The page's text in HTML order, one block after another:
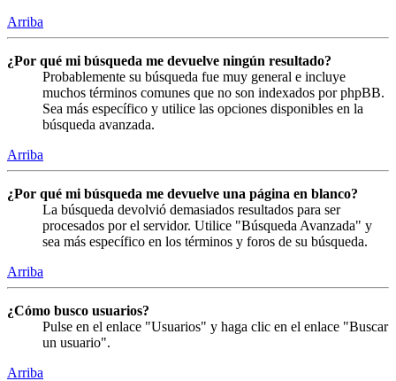
Arriba
¿Por qué mi búsqueda me devuelve ningún resultado?
Probablemente su búsqueda fue muy general e incluye
muchos términos comunes que no son indexados por phpBB.
Sea más específico y utilice las opciones disponibles en la
búsqueda avanzada.
Arriba
¿Por qué mi búsqueda me devuelve una página en blanco?
La búsqueda devolvió demasiados resultados para ser
procesados por el servidor. Utilice "Búsqueda Avanzada" y
sea más específico en los términos y foros de su búsqueda.
Arriba
¿Cómo busco usuarios?
Pulse en el enlace "Usuarios" y haga clic en el enlace "Buscar
un usuario".
Arriba